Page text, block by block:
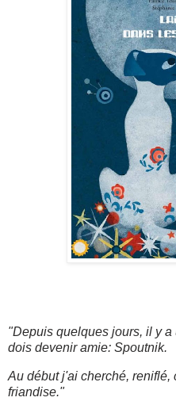
"Depuis quelques jours, il y
dois devenir amie: Spoutnik.
Au début j'ai cherché, reniflé,
friandise."